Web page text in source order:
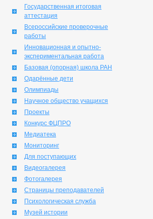
Государственная итоговая
аттестация
Всероссийские проверочные
работы
Инновационная и опытно-
экспериментальная работа
Базовая (опорная) школа РАН
Одарённые дети
Олимпиады
Научное общество учащихся
Проекты
Конкурс ФЦПРО
Медиатека
Мониторинг
Для поступающих
Видеогалерея
Фотогалерея
Страницы преподавателей
Психологическая служба
Музей истории